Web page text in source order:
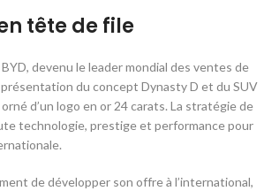
tête de file
devenu le leader mondial des ventes de
du concept Dynasty D et du SUV
d’un logo en or 24 carats. La stratégie de
technologie, prestige et performance pour
de développer son offre à l’international,